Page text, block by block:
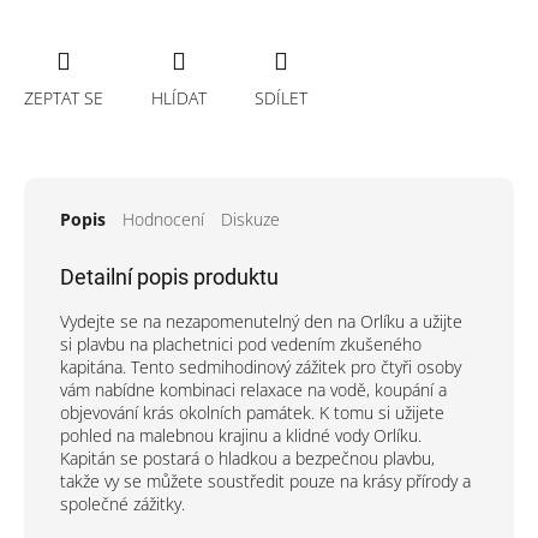
ZEPTAT SE HLÍDAT SDÍLET
Popis Hodnocení Diskuze
Detailní popis produktu
Vydejte se na nezapomenutelný den na Orlíku a užijte
si plavbu na plachetnici pod vedením zkušeného
kapitána. Tento sedmihodinový zážitek pro čtyři osoby
vám nabídne kombinaci relaxace na vodě, koupání a
objevování krás okolních památek. K tomu si užijete
pohled na malebnou krajinu a klidné vody Orlíku.
Kapitán se postará o hladkou a bezpečnou plavbu,
takže vy se můžete soustředit pouze na krásy přírody a
společné zážitky.